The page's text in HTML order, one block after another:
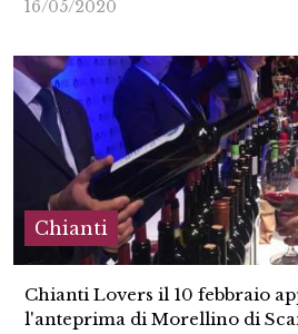
16/05/2020
Chianti
Chianti Lovers il 10 febbraio
l'anteprima di Morellino di